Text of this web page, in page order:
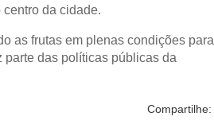
da cidade.
as frutas em plenas condições para
parte das políticas públicas da
Compartilhe: